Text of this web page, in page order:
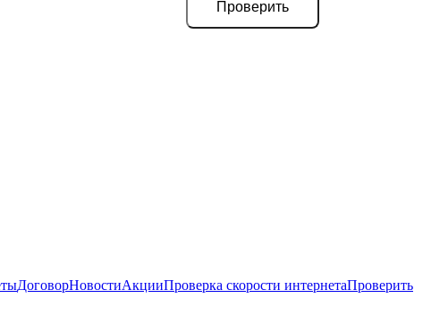
Проверить
ДоговорНовостиАкцииПроверка скорости интернетаПроверить